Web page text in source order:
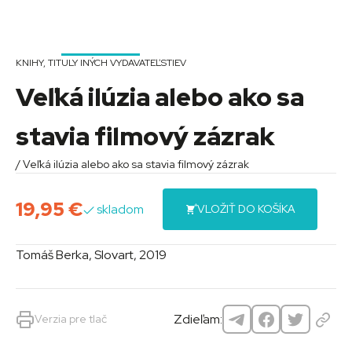
KNIHY, TITULY INÝCH VYDAVATEĽSTIEV
Veľká ilúzia alebo ako sa
stavia filmový zázrak
/ Veľká ilúzia alebo ako sa stavia filmový zázrak
19,95€ skladom VLOŽIŤ DO KOŠÍKA
Tomáš Berka, Slovart, 2019
Verzia pre tlač Zdieľam: